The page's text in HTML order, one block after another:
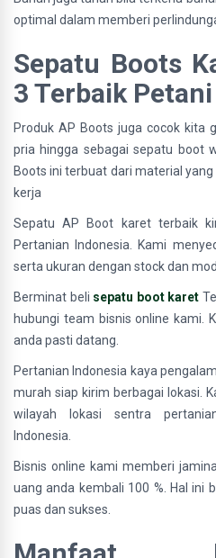
optimal dalam memberi
Sepatu Boots
3 Terbaik Petani
Produk AP Boots juga cocok kita
pria hingga sebagai sepatu boot
Boots ini terbuat dari material
kerja
Sepatu AP Boot karet terbaik
Pertanian Indonesia. Kami
serta ukuran dengan stock dan
Berminat beli sepatu boot karet
hubungi team bisnis online kami.
anda pasti datang.
Pertanian Indonesia kaya
murah siap kirim berbagai lokasi.
wilayah lokasi sentra
Indonesia.
Bisnis online kami memberi
uang anda kembali 100 %. Hal ini
puas dan sukses.